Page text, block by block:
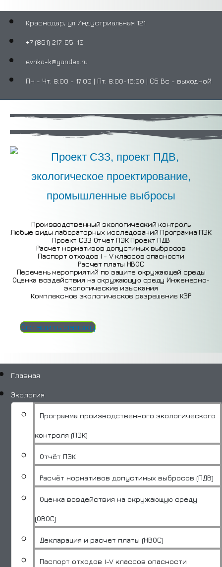
Краснодар, ул Индустриальная 121
+7 (861) 217-65-10
evrika-k@yandex.ru
Пн - Чт: 8:00 - 17:00 | Пт: 8:00-16:00 | Сб Вс - выходной
Производственный экологический контроль
Любые виды лабораторных исследованийПрограмма ПЭК
Проект СЗЗ Отчет ПЭКПроект ПДВ
Расчёт нормативов допустимых выбросов
Паспорт отходов I - V классов опасности
Расчет платы НВОС
Перечень мероприятий по защите окружающей среды
Оценка воздействия на окружающую среду Инженерно-
экологические изыскания
Комплексное экологическое разрешение КЭР
Оставить заявку
Главная
Экология
Программа производственного экологического
контроля (ПЭК)
Отчёт ПЭК
Расчёт нормативов допустимых выбросов (ПДВ)
Оценка воздействия на окружающую среду
(ОВОС)
Декларация и расчет платы (НВОС)
Паспорт отходов I-V классов опасности